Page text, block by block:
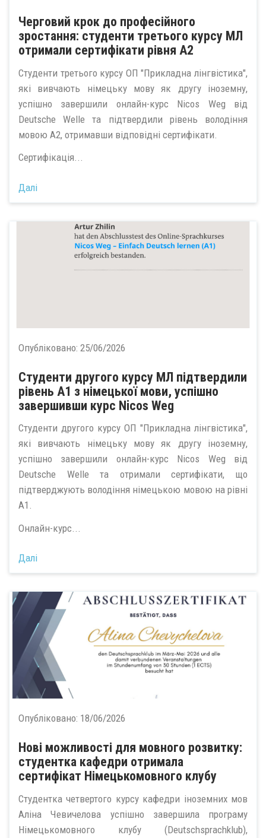
Черговий крок до професійного
зростання: студенти третього курсу МЛ
отримали сертифікати рівня А2
Студенти третього курсу ОП "Прикладна лінгвістика",
які вивчають німецьку мову як другу іноземну,
успішно завершили онлайн-курс Nicos Weg від
Deutsche Welle та підтвердили рівень володіння
мовою А2, отримавши відповідні сертифікати.
Сертифікація...
Далі
Опубліковано: 25/06/2026
Студенти другого курсу МЛ підтвердили
рівень А1 з німецької мови, успішно
завершивши курс Nicos Weg
Студенти другого курсу ОП "Прикладна лінгвістика",
які вивчають німецьку мову як другу іноземну,
успішно завершили онлайн-курс Nicos Weg від
Deutsche Welle та отримали сертифікати, що
підтверджують володіння німецькою мовою на рівні
А1.
Онлайн-курс...
Далі
Опубліковано: 18/06/2026
Нові можливості для мовного розвитку:
студентка кафедри отримала
сертифікат Німецькомовного клубу
Студентка четвертого курсу кафедри іноземних мов
Аліна Чевичелова успішно завершила програму
Німецькомовного клубу (Deutschsprachklub),